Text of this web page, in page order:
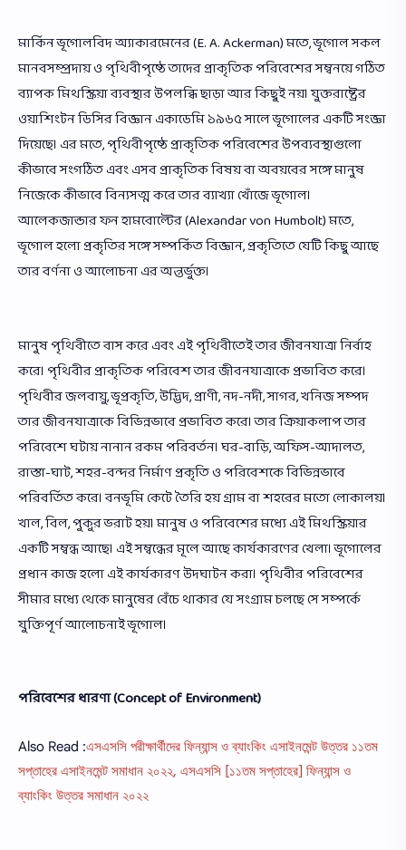
মার্কিন ভূগোলবিদ অ্যাকারমেনের (E. A. Ackerman) মতে, ভূগোল সকল
মানবসম্প্রদায় ও পৃথিবীপৃষ্ঠে তাদের প্রাকৃতিক পরিবেশের সম্বনয়ে গঠিত
ব্যাপক মিথস্ক্রিয়া ব্যবস্থার উপলব্ধি ছাড়া আর কিছুই নয়। যুক্তরাষ্ট্রের
ওয়াশিংটন ডিসির বিজ্ঞান একাডেমি ১৯৬৫ সালে ভূগোলের একটি সংজ্ঞা
দিয়েছে। এর মতে, পৃথিবীপৃষ্ঠে প্রাকৃতিক পরিবেশের উপব্যবস্থাগুলো
কীভাবে সংগঠিত এবং এসব প্রাকৃতিক বিষয় বা অবয়বের সঙ্গে মানুষ
নিজেকে কীভাবে বিন্যসত্ম করে তার ব্যাখ্যা খোঁজে ভূগোল।
আলেকজান্ডার ফন হামবোল্টের (Alexandar von Humbolt) মতে,
ভূগোল হলো প্রকৃতির সঙ্গে সম্পর্কিত বিজ্ঞান, প্রকৃতিতে যেটি কিছু আছে
তার বর্ণনা ও আলোচনা এর অন্তর্ভুক্ত।
মানুষ পৃথিবীতে বাস করে এবং এই পৃথিবীতেই তার জীবনযাত্রা নির্বাহ
করে। পৃথিবীর প্রাকৃতিক পরিবেশ তার জীবনযাত্রাকে প্রভাবিত করে।
পৃথিবীর জলবায়ু, ভূপ্রকৃতি, উদ্ভিদ, প্রাণী, নদ-নদী, সাগর, খনিজ সম্পদ
তার জীবনযাত্রাকে বিভিন্নভাবে প্রভাবিত করে। তার ক্রিয়াকলাপ তার
পরিবেশে ঘটায় নানান রকম পরিবর্তন। ঘর-বাড়ি, অফিস-আদালত,
রাস্তা-ঘাট, শহর-বন্দর নির্মাণ প্রকৃতি ও পরিবেশকে বিভিন্নভাবে
পরিবর্তিত করে। বনভূমি কেটে তৈরি হয় গ্রাম বা শহরের মতো লোকালয়।
খাল, বিল, পুকুর ভরাট হয়। মানুষ ও পরিবেশের মধ্যে এই মিথস্ক্রিয়ার
একটি সম্বন্ধ আছে। এই সম্বন্ধের মূলে আছে কার্যকারণের খেলা। ভূগোলের
প্রধান কাজ হলো এই কার্যকারণ উদঘাটন করা। পৃথিবীর পরিবেশের
সীমার মধ্যে থেকে মানুষের বেঁচে থাকার যে সংগ্রাম চলছে সে সম্পর্কে
যুক্তিপূর্ণ আলোচনাই ভূগোল।
পরিবেশের ধারণা (Concept of Environment)
Also Read :এসএসসি পরীক্ষার্থীদের ফিন্যান্স ও ব্যাংকিং এসাইনমেন্ট উত্তর ১১তম
সপ্তাহের এসাইনমেন্ট সমাধান ২০২২, এসএসসি [১১তম সপ্তাহের] ফিন্যান্স ও
ব্যাংকিং উত্তর সমাধান ২০২২